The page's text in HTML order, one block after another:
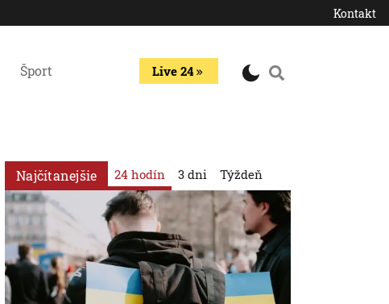
Kontakt
Šport Live 24
Najčítanejšie 24 hodín 3 dni Týždeň